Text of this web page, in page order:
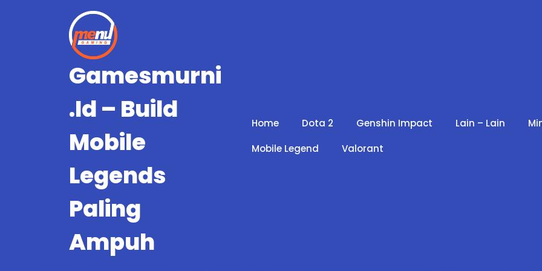
Gamesmurni
.id – Build
Mobile
Legends
Paling
Ampuh
Home Dota 2 Genshin Impact Lain – Lain
Mobile Legend
Valorant